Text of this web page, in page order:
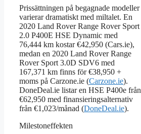
Prissättningen på begagnade modeller
varierar dramatiskt med miltalet. En
2020 Land Rover Range Rover Sport
2.0 P400E HSE Dynamic med
76,444 km kostar €42,950 (Cars.ie),
medan en 2020 Land Rover Range
Rover Sport 3.0D SDV6 med
167,371 km finns för €38,950 +
moms på Carzone.ie (Carzone.ie).
DoneDeal.ie listar en HSE P400e från
€62,950 med finansieringsalternativ
från €1,023/månad (DoneDeal.ie).
Milestoneffekten